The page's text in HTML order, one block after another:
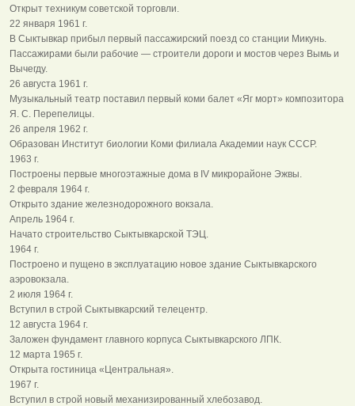
Открыт техникум советской торговли.
22 января 1961 г.
В Сыктывкар прибыл первый пассажирский поезд со станции Микунь.
Пассажирами были рабочие — строители дороги и мостов через Вымь и
Вычегду.
26 августа 1961 г.
Музыкальный театр поставил первый коми балет «Яг морт» композитора
Я. С. Перепелицы.
26 апреля 1962 г.
Образован Институт биологии Коми филиала Академии наук СССР.
1963 г.
Построены первые многоэтажные дома в IV микрорайоне Эжвы.
2 февраля 1964 г.
Открыто здание железнодорожного вокзала.
Апрель 1964 г.
Начато строительство Сыктывкарской ТЭЦ.
1964 г.
Построено и пущено в эксплуатацию новое здание Сыктывкарского
аэровокзала.
2 июля 1964 г.
Вступил в строй Сыктывкарский телецентр.
12 августа 1964 г.
Заложен фундамент главного корпуса Сыктывкарского ЛПК.
12 марта 1965 г.
Открыта гостиница «Центральная».
1967 г.
Вступил в строй новый механизированный хлебозавод.